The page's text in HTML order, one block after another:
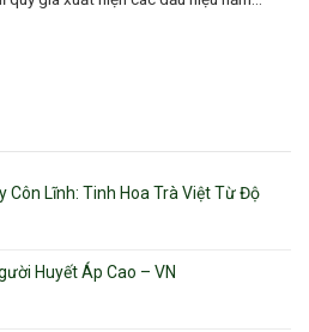
Côn Lĩnh: Tinh Hoa Trà Việt Từ Độ
Huyết Áp Cao – VN